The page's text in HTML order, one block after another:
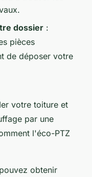
dossier :
pièces
de déposer votre
votre toiture et
par une
l'éco-PTZ
obtenir